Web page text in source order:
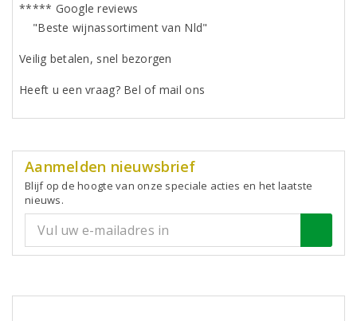
***** Google reviews
"Beste wijnassortiment van Nld"
Veilig betalen, snel bezorgen
Heeft u een vraag? Bel of mail ons
Aanmelden nieuwsbrief
Blijf op de hoogte van onze speciale acties en het laatste
nieuws.